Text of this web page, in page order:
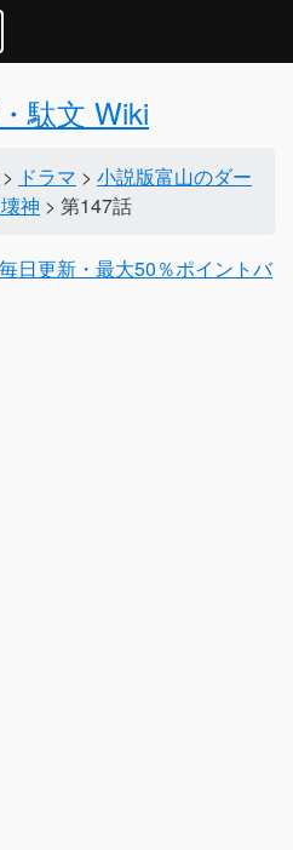
駄文 Wiki
> ドラマ > 小説版富山のダー
神 > 第147話
日更新・最大50％ポイントバ